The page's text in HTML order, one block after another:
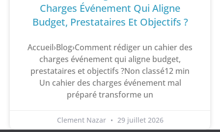
Charges Événement Qui Aligne
Budget, Prestataires Et Objectifs ?
Accueil›Blog›Comment rédiger un cahier des
charges événement qui aligne budget,
prestataires et objectifs ?Non classé12 min
Un cahier des charges événement mal
préparé transforme un
Clement Nazar 29 juillet 2026